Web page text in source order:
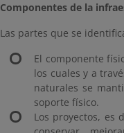
Componentes de la
Las partes que se
El componente
los cuales y a
naturales se
soporte físico.
Los proyectos, es